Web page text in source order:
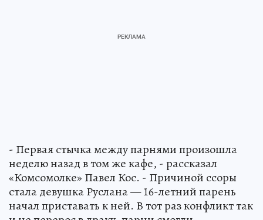
- Первая стычка между парнями произошла
неделю назад в том же кафе, - рассказал
«Комсомолке» Павел Кос. - Причиной ссоры
стала девушка Руслана — 16-летний парень
начал приставать к ней. В тот раз конфликт так